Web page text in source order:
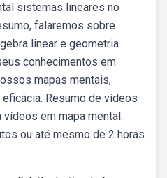
sistemas lineares no
falaremos sobre
linear e geometria
conhecimentos em
mapas mentais,
Resumo de vídeos
vídeos em mapa mental.
ou até mesmo de 2 horas